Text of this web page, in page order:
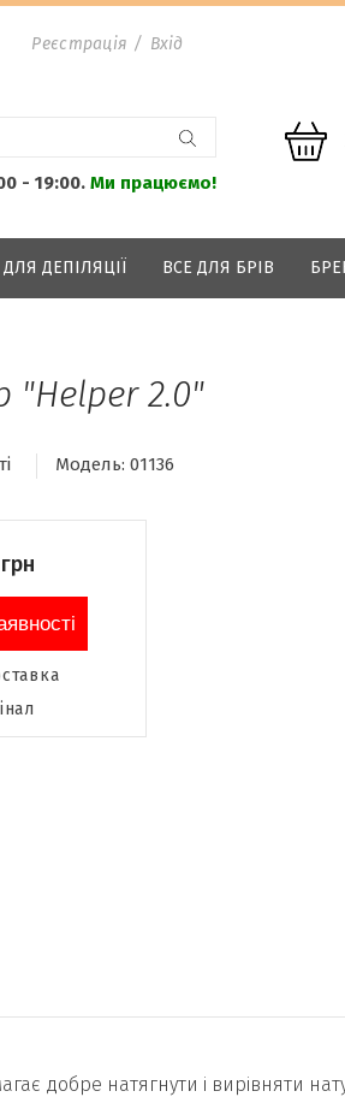
Реєстрація / Вхід
- 19:00. Ми працюємо!
ДЛЯ ДЕПІЛЯЦІЇ ВСЕ ДЛЯ БРІВ
"Helper 2.0"
Модель: 01136
грн
добре натягнути і вирівняти